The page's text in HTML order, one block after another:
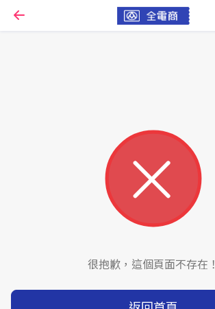
很抱歉，這個頁面不存在！